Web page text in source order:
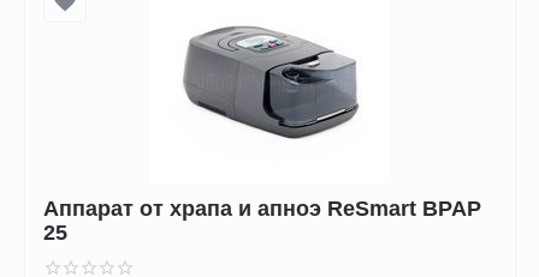
Аппарат от храпа и апноэ ReSmart BPAP
25